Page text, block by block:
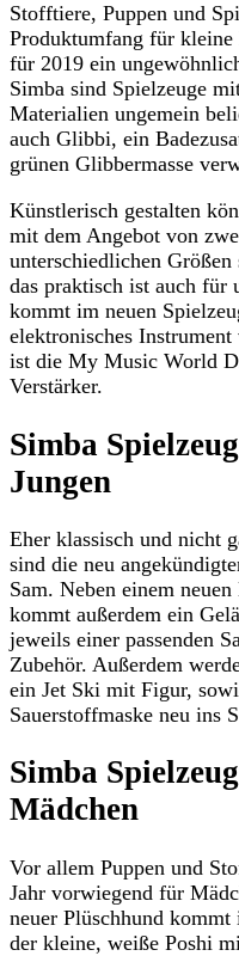
Stofftiere, Puppen und
Produktumfang für
für 2019 ein
Simba sind Spielzeuge
Materialien ungemein
auch Glibbi, ein
grünen Glibbermasse
Künstlerisch gestalten
mit dem Angebot von
unterschiedlichen
das praktisch ist auch für
kommt im neuen
elektronisches
ist die My Music World
Verstärker.
Simba
Jungen
Eher klassisch und nicht
sind die neu
Sam. Neben einem
kommt außerdem ein
jeweils einer passenden
Zubehör. Außerdem
ein Jet Ski mit Figur,
Sauerstoffmaske neu ins
Simba
Mädchen
Vor allem Puppen und
Jahr vorwiegend für
neuer Plüschhund
der kleine, weiße Poshi